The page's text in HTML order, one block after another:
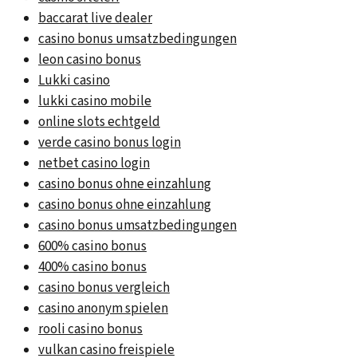
baccarat live dealer
casino bonus umsatzbedingungen
leon casino bonus
Lukki casino
lukki casino mobile
online slots echtgeld
verde casino bonus login
netbet casino login
casino bonus ohne einzahlung
casino bonus ohne einzahlung
casino bonus umsatzbedingungen
600% casino bonus
400% casino bonus
casino bonus vergleich
casino anonym spielen
rooli casino bonus
vulkan casino freispiele